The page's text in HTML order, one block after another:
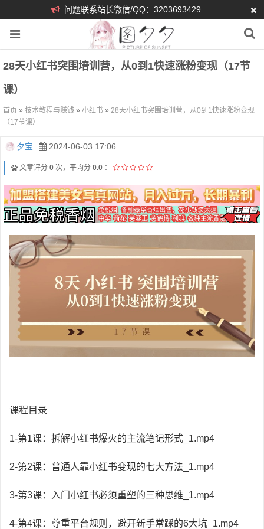
问题联系站长微信/QQ：3203693429
28天小红书突围培训营，从0到1快速涨粉变现（17节
课）
首页 » 技术教程与赚钱 » 小红书 » 28天小红书突围培训营，从0到1快速涨粉变现
（17节课）
夕宝 2024-06-03 17:06
文章评分 0 次，平均分 0.0 ：
课程目录
1-第1课：拆解小红书爆火的主流笔记形式_1.mp4
2-第2课：普通人靠小红书变现的七大方法_1.mp4
3-第3课：入门小红书必须重塑的三种思维_1.mp4
4-第4课：尊重平台规则，避开新手常踩的6大坑_1.mp4